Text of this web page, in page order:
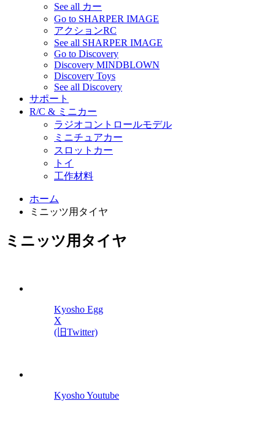
See all カー
Go to SHARPER IMAGE
アクションRC
See all SHARPER IMAGE
Go to Discovery
Discovery MINDBLOWN
Discovery Toys
See all Discovery
サポート
R/C & ミニカー
ラジオコントロールモデル
ミニチュアカー
スロットカー
トイ
工作材料
ホーム
ミニッツ用タイヤ
ミニッツ用タイヤ
Kyosho Egg
X
(旧Twitter)
Kyosho Youtube